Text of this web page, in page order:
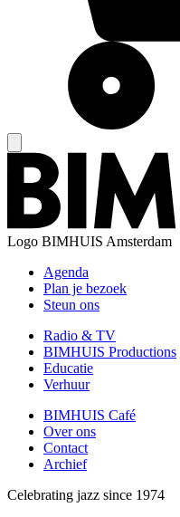
Logo BIMHUIS Amsterdam
Agenda
Plan je bezoek
Steun ons
Radio & TV
BIMHUIS Productions
Educatie
Verhuur
BIMHUIS Café
Over ons
Contact
Archief
Celebrating jazz since 1974